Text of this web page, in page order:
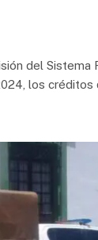
del Sistema
los créditos